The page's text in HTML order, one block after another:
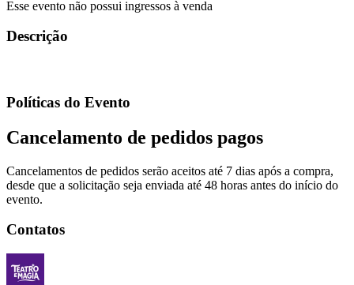
Esse evento não possui ingressos à venda
Descrição
Políticas do Evento
Cancelamento de pedidos pagos
Cancelamentos de pedidos serão aceitos até 7 dias após a compra,
desde que a solicitação seja enviada até 48 horas antes do início do
evento.
Contatos